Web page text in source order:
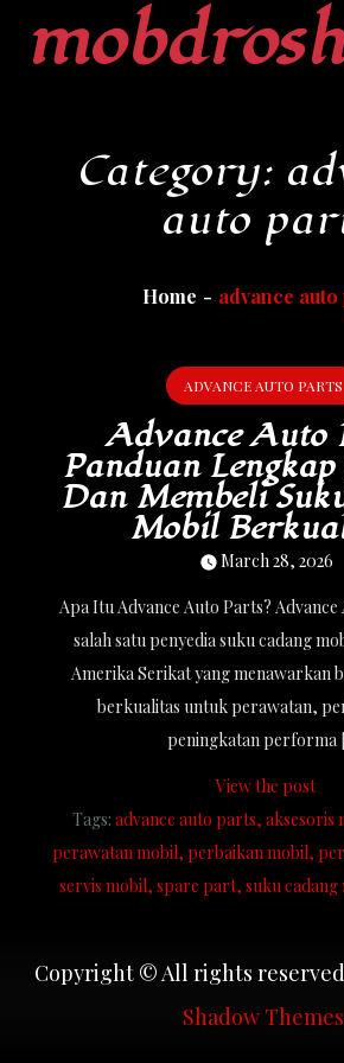
Category:
auto
Home advance auto
ADVANCE AUTO PARTS
Advance Auto
Panduan
Dan Membeli
Mobil
March 28, 2026
Apa Itu Advance Auto Parts?
salah satu penyedia suku cadang
Amerika Serikat yang menawarkan
berkualitas untuk perawatan,
peningkatan performa
View the post
Tags: advance auto parts aksesoris
perawatan mobil perbaikan mobil
servis mobil spare part suku cadang
Copyright © All rights
Shadow Themes